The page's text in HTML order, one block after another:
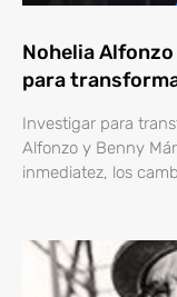
Nohelia
para
Investigar para
Alfonzo y Benny
inmediatez, los